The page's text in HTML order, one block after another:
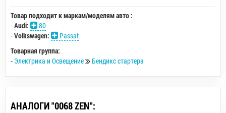
Товар подходит к маркам/моделям авто :
-Audi:
80
-Volkswagen:
Passat
Товарная группа:
- Электрика и Освещение Бендикс стартера
АНАЛОГИ "0068 ZEN":